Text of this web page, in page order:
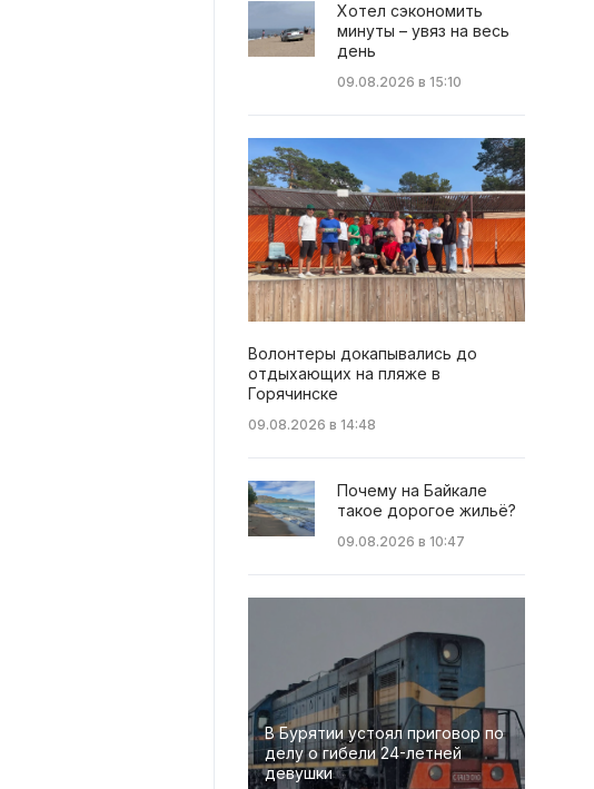
Хотел сэкономить
минуты – увяз на весь
день
09.08.2026 в 15:10
Волонтеры докапывались до
отдыхающих на пляже в
Горячинске
09.08.2026 в 14:48
Почему на Байкале
такое дорогое жильё?
09.08.2026 в 10:47
В Бурятии устоял приговор по
делу о гибели 24-летней
девушки